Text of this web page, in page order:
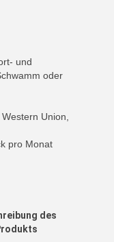
und
oder
Union,
pro Monat
des